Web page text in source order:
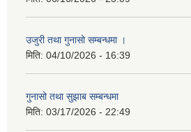
उजुरी तथा गुनासो सम्बन्धमा ।
मिति: 04/10/2026 - 16:39
गुनासो तथा सुझाब सम्बन्धमा
मिति: 03/17/2026 - 22:49